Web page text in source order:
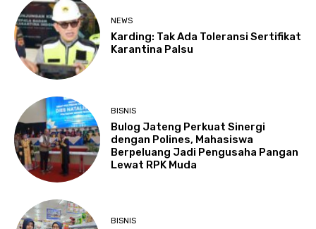
NEWS
Karding: Tak Ada Toleransi Sertifikat
Karantina Palsu
BISNIS
Bulog Jateng Perkuat Sinergi
dengan Polines, Mahasiswa
Berpeluang Jadi Pengusaha Pangan
Lewat RPK Muda
BISNIS